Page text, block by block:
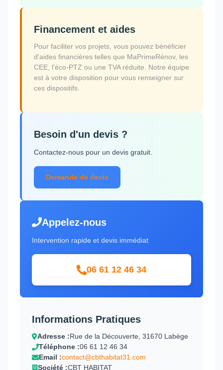
Financement et aides
Pour faciliter vos projets, vous pouvez bénéficier
d'aides financières telles que MaPrimeRénov, les
CEE, l'éco-PTZ ou une TVA réduite. Notre équipe
est à votre disposition pour vous renseigner sur
ces dispositifs.
Besoin d'un devis ?
Contactez-nous pour un devis gratuit.
Demande de devis
Appelez-nous
Intervention rapide et devis immédiat
06 61 12 46 34
Informations Pratiques
Adresse :Rue de la Découverte, 31670 Labège
Téléphone :06 61 12 46 34
Email :contact@cbthabitat31.com
Société :CBT HABITAT